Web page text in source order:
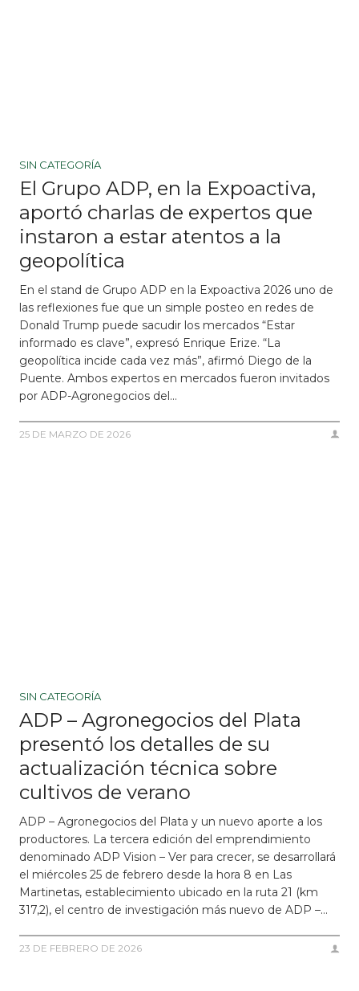
SIN CATEGORÍA
El Grupo ADP, en la Expoactiva,
aportó charlas de expertos que
instaron a estar atentos a la
geopolítica
En el stand de Grupo ADP en la Expoactiva 2026 uno de
las reflexiones fue que un simple posteo en redes de
Donald Trump puede sacudir los mercados “Estar
informado es clave”, expresó Enrique Erize. “La
geopolítica incide cada vez más”, afirmó Diego de la
Puente. Ambos expertos en mercados fueron invitados
por ADP-Agronegocios del…
25 DE MARZO DE 2026
SIN CATEGORÍA
ADP – Agronegocios del Plata
presentó los detalles de su
actualización técnica sobre
cultivos de verano
ADP – Agronegocios del Plata y un nuevo aporte a los
productores. La tercera edición del emprendimiento
denominado ADP Vision – Ver para crecer, se desarrollará
el miércoles 25 de febrero desde la hora 8 en Las
Martinetas, establecimiento ubicado en la ruta 21 (km
317,2), el centro de investigación más nuevo de ADP –…
23 DE FEBRERO DE 2026